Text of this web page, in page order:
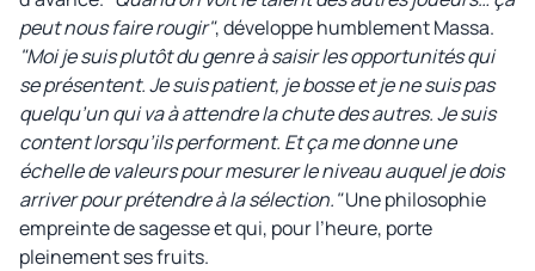
peut nous faire rougir", développe humblement Massa.
"Moi je suis plutôt du genre à saisir les opportunités qui
se présentent. Je suis patient, je bosse et je ne suis pas
quelqu’un qui va à attendre la chute des autres. Je suis
content lorsqu’ils performent. Et ça me donne une
échelle de valeurs pour mesurer le niveau auquel je dois
arriver pour prétendre à la sélection."Une philosophie
empreinte de sagesse et qui, pour l’heure, porte
pleinement ses fruits.